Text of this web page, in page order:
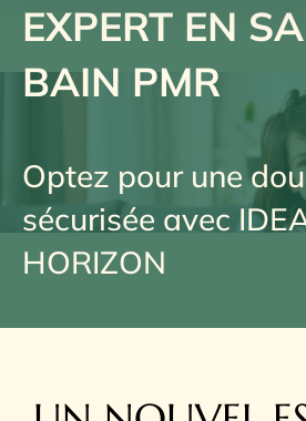
EXPERT EN
BAIN PMR
Optez pour une
sécurisée avec
HORIZON